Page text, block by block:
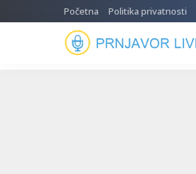
Početna Politika privatnosti